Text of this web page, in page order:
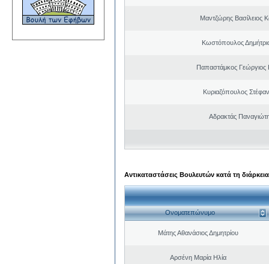
Μαντζώρης Βασίλειος
Κωστόπουλος
Παπαστάμκος Γεώργιος
Κυριαζόπουλος
Αδρακτάς
Αντικαταστάσεις Βουλευτών κατά τη
Ονοματεπώνυμο
Μάτης Αθανάσιος Δημητρίου
Αρσένη Μαρία Ηλία